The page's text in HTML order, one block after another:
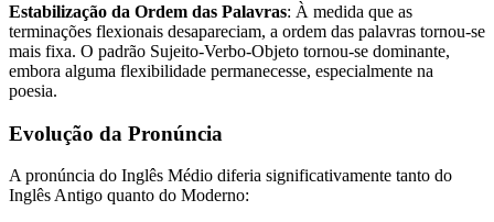
Estabilização da Ordem das Palavras: À medida que as
terminações flexionais desapareciam, a ordem das palavras tornou-se
mais fixa. O padrão Sujeito-Verbo-Objeto tornou-se dominante,
embora alguma flexibilidade permanecesse, especialmente na
poesia.
Evolução da Pronúncia
A pronúncia do Inglês Médio diferia significativamente tanto do
Inglês Antigo quanto do Moderno: